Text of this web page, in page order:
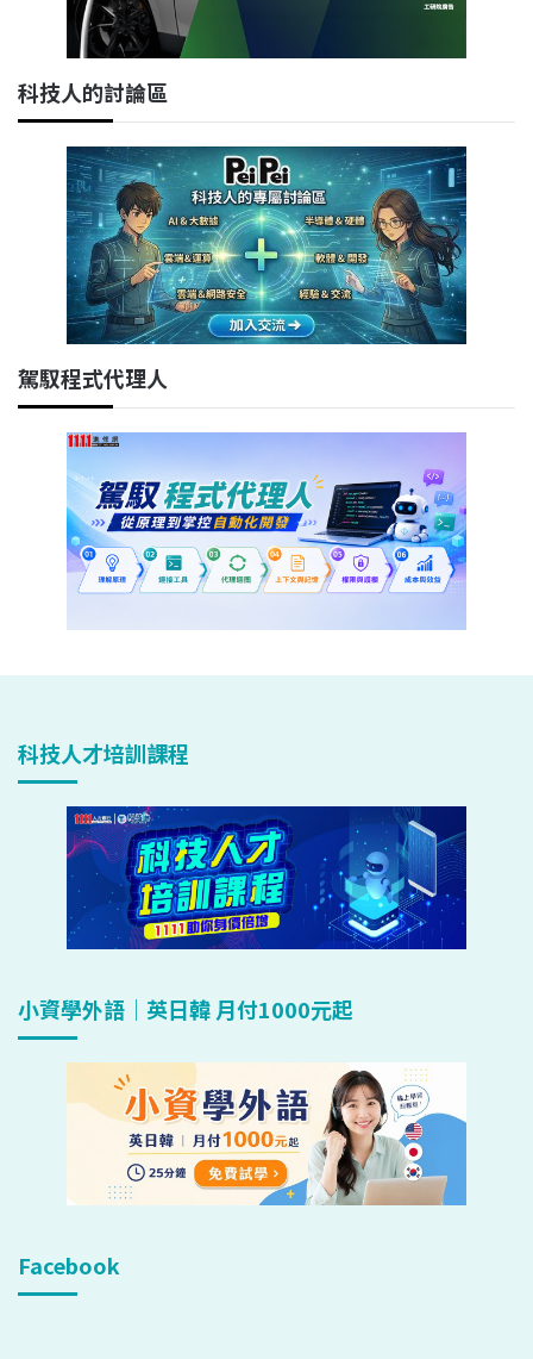
科技人的討論區
駕馭程式代理人
科技人才培訓課程
小資學外語｜英日韓 月付1000元起
Facebook